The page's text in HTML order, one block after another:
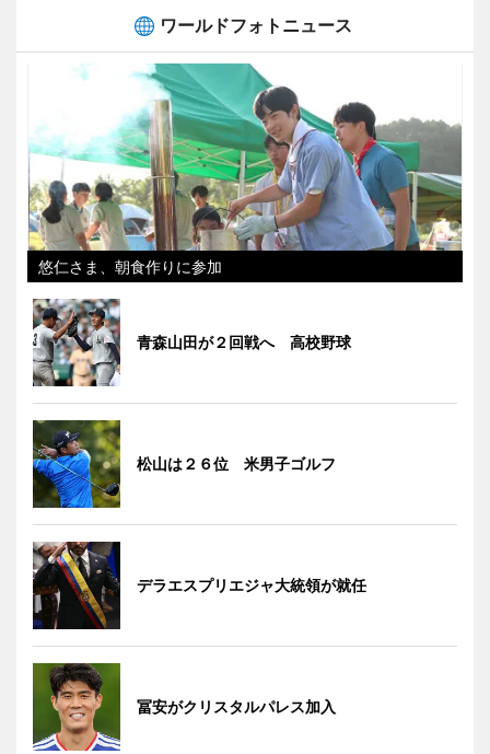
ワールドフォトニュース
悠仁さま、朝食作りに参加
青森山田が２回戦へ 高校野球
松山は２６位 米男子ゴルフ
デラエスプリエジャ大統領が就任
冨安がクリスタルパレス加入